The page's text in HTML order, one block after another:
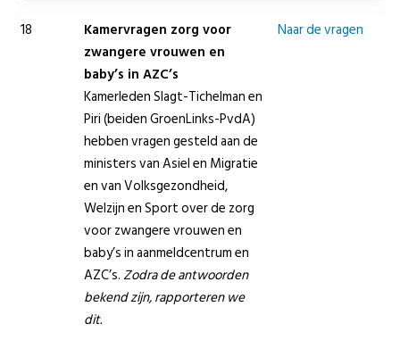
18
Kamervragen zorg voor
zwangere vrouwen en
baby’s in AZC’s
Kamerleden Slagt-Tichelman en
Piri (beiden GroenLinks-PvdA)
hebben vragen gesteld aan de
ministers van Asiel en Migratie
en van Volksgezondheid,
Welzijn en Sport over de zorg
voor zwangere vrouwen en
baby’s in aanmeldcentrum en
AZC’s.Zodra de antwoorden
bekend zijn, rapporteren we
dit.
Naar de vragen